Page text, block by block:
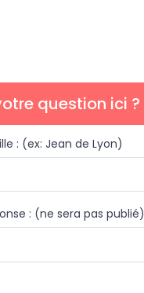
question ici ?
: (ex: Jean de Lyon)
: (ne sera pas publié)